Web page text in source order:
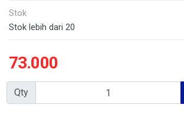
Stok
Stok lebih dari 20
73.000
Qty